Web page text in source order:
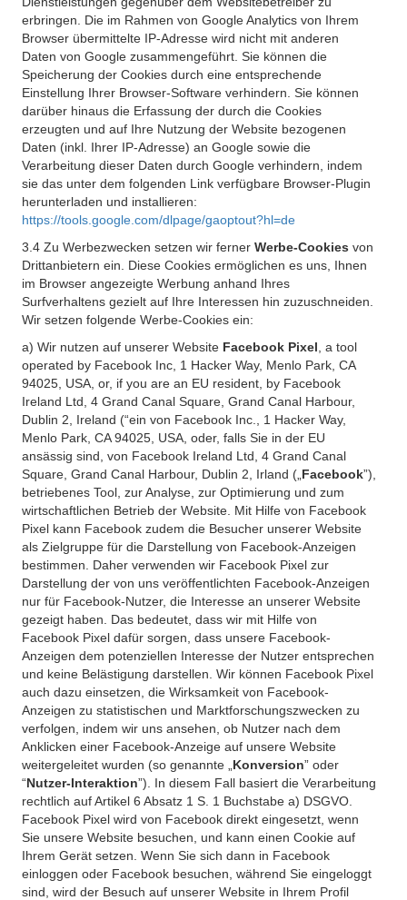
erbringen. Die im Rahmen von Google Analytics von Ihrem
Browser übermittelte IP-Adresse wird nicht mit anderen
Daten von Google zusammengeführt. Sie können die
Speicherung der Cookies durch eine entsprechende
Einstellung Ihrer Browser-Software verhindern. Sie können
darüber hinaus die Erfassung der durch die Cookies
erzeugten und auf Ihre Nutzung der Website bezogenen
Daten (inkl. Ihrer IP-Adresse) an Google sowie die
Verarbeitung dieser Daten durch Google verhindern, indem
sie das unter dem folgenden Link verfügbare Browser-Plugin
herunterladen und installieren:
https://tools.google.com/dlpage/gaoptout?hl=de
3.4 Zu Werbezwecken setzen wir ferner Werbe-Cookies von
Drittanbietern ein. Diese Cookies ermöglichen es uns, Ihnen
im Browser angezeigte Werbung anhand Ihres
Surfverhaltens gezielt auf Ihre Interessen hin zuzuschneiden.
Wir setzen folgende Werbe-Cookies ein:
a) Wir nutzen auf unserer Website Facebook Pixel , a tool
operated by Facebook Inc, 1 Hacker Way, Menlo Park, CA
94025, USA, or, if you are an EU resident, by Facebook
Ireland Ltd, 4 Grand Canal Square, Grand Canal Harbour,
Dublin 2, Ireland (“ein von Facebook Inc., 1 Hacker Way,
Menlo Park, CA 94025, USA, oder, falls Sie in der EU
ansässig sind, von Facebook Ireland Ltd, 4 Grand Canal
Square, Grand Canal Harbour, Dublin 2, Irland („ Facebook”),
betriebenes Tool, zur Analyse, zur Optimierung und zum
wirtschaftlichen Betrieb der Website. Mit Hilfe von Facebook
Pixel kann Facebook zudem die Besucher unserer Website
als Zielgruppe für die Darstellung von Facebook-Anzeigen
bestimmen. Daher verwenden wir Facebook Pixel zur
Darstellung der von uns veröffentlichten Facebook-Anzeigen
nur für Facebook-Nutzer, die Interesse an unserer Website
gezeigt haben. Das bedeutet, dass wir mit Hilfe von
Facebook Pixel dafür sorgen, dass unsere Facebook-
Anzeigen dem potenziellen Interesse der Nutzer entsprechen
und keine Belästigung darstellen. Wir können Facebook Pixel
auch dazu einsetzen, die Wirksamkeit von Facebook-
Anzeigen zu statistischen und Marktforschungszwecken zu
verfolgen, indem wir uns ansehen, ob Nutzer nach dem
Anklicken einer Facebook-Anzeige auf unsere Website
weitergeleitet wurden (so genannte „ Konversion” oder
“Nutzer-Interaktion”). In diesem Fall basiert die Verarbeitung
rechtlich auf Artikel 6 Absatz 1 S. 1 Buchstabe a) DSGVO.
Facebook Pixel wird von Facebook direkt eingesetzt, wenn
Sie unsere Website besuchen, und kann einen Cookie auf
Ihrem Gerät setzen. Wenn Sie sich dann in Facebook
einloggen oder Facebook besuchen, während Sie eingeloggt
sind, wird der Besuch auf unserer Website in Ihrem Profil